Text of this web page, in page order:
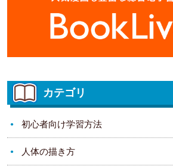
カテゴリ
初心者向け学習方法
人体の描き方